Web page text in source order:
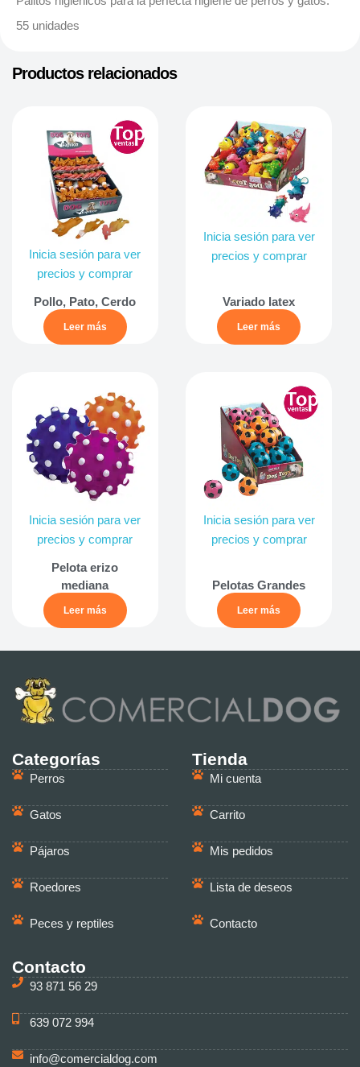
55 unidades
Productos relacionados
Inicia sesión para ver
precios y comprar
Pollo, Pato, Cerdo
Leer más
Inicia sesión para ver
precios y comprar
Variado latex
Leer más
Inicia sesión para ver
precios y comprar
Pelota erizo
mediana
Leer más
Inicia sesión para ver
precios y comprar
Pelotas Grandes
Leer más
Categorías
Perros
Gatos
Pájaros
Roedores
Peces y reptiles
Tienda
Mi cuenta
Carrito
Mis pedidos
Lista de deseos
Contacto
Contacto
93 871 56 29
639 072 994
info@comercialdog.com